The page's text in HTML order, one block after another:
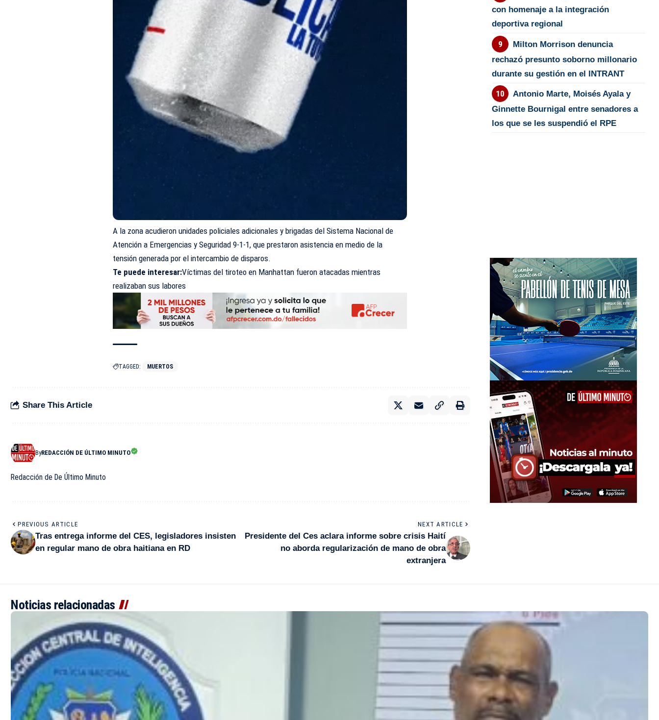
A la zona acudieron unidades policiales adicionales y brigadas del Sistema Nacional de
Atención a Emergencias y Seguridad 9-1-1, que prestaron asistencia en medio de la
tensión generada por el intercambio de disparos.
Te puede interesar:Víctimas del tiroteo en Manhattan fueron atacadas mientras
realizaban sus labores
TAGGED: MUERTOS
Share This Article
ByREDACCIÓN DE ÚLTIMO MINUTO
Redacción de De Último Minuto
PREVIOUS ARTICLE
Tras entrega informe del CES, legisladores insisten
en regular mano de obra haitiana en RD
NEXT ARTICLE
Presidente del Ces aclara informe sobre crisis Haití
no aborda regularización de mano de obra
extranjera
con homenaje a la integración
deportiva regional
Milton Morrison denuncia
rechazó presunto soborno millonario
durante su gestión en el INTRANT
Antonio Marte, Moisés Ayala y
Ginnette Bournigal entre senadores a
los que se les suspendió el RPE
Noticias relacionadas